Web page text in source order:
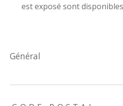
est exposé sont
général